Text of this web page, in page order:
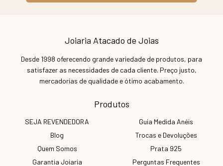
Joiaria Atacado de Joias
Desde 1998 oferecendo grande variedade de produtos, para
satisfazer as necessidades de cada cliente. Preço justo,
mercadorias de qualidade e ótimo acabamento.
Produtos
SEJA REVENDEDORA
Blog
Quem Somos
Garantia Joiaria
Guia Medida Anéis
Trocas e Devoluções
Prata 925
Perguntas Frequentes